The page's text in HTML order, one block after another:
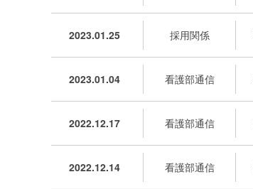
2023.01.25 採用関係
2023.01.04 看護部通信
2022.12.17 看護部通信
2022.12.14 看護部通信